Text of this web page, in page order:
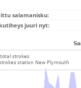
salamanisku:
juuri nyt: